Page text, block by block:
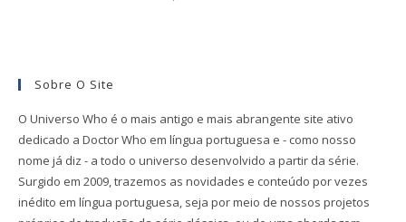
Sobre O Site
O Universo Who é o mais antigo e mais abrangente site ativo
dedicado a Doctor Who em língua portuguesa e - como nosso
nome já diz - a todo o universo desenvolvido a partir da série.
Surgido em 2009, trazemos as novidades e conteúdo por vezes
inédito em língua portuguesa, seja por meio de nossos projetos